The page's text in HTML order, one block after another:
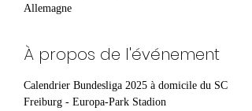
Allemagne
À propos de l'événement
Calendrier Bundesliga 2025 à domicile du SC
Freiburg - Europa-Park Stadion